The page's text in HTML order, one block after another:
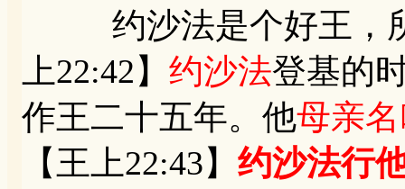
约沙法是个好王，所
上22:42】 约沙法登基的
作王二十五年。他母亲
【王上22:43】 约沙法行